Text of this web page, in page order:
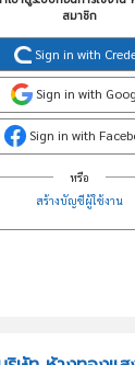
สมาชิก
Sign in with
Sign in with
Sign in with
หรือ
สร้างบัญชีผู้ใช้งาน